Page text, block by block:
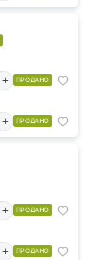
+ ПРОДАНО
+ ПРОДАНО
+ ПРОДАНО
+ ПРОДАНО